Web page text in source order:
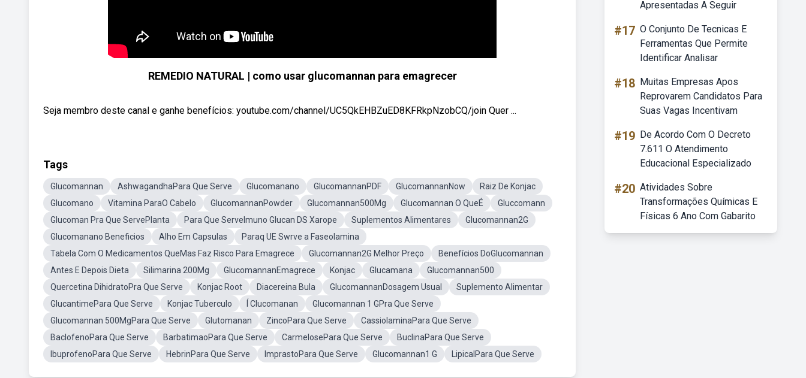
REMEDIO NATURAL | como usar glucomannan para emagrecer
Seja membro deste canal e ganhe benefícios: youtube.com/channel/UC5QkEHBZuED8KFRkpNzobCQ/join Quer ...
Tags
Glucomannan AshwagandhaPara Que Serve Glucomanano GlucomannanPDF GlucomannanNow
Raiz De Konjac
Glucomano
Vitamina ParaO Cabelo GlucomannanPowder Glucomannan500Mg Glucomannan O QueÉ
Gluccomann
Glucoman Pra Que ServePlanta
Para Que ServeImuno Glucan DS Xarope Suplementos Alimentares
Glucomannan2G
Glucomanano Beneficios
Alho Em Capsulas
Paraq UE Swrve a Faseolamina
Tabela Com O Medicamentos QueMas Faz Risco Para Emagrece
Glucomannan2G Melhor Preço
Benefícios DoGlucomannan
Antes E Depois Dieta
Silimarina 200Mg GlucomannanEmagrece Konjac Glucamana
Glucomannan500
Quercetina DihidratoPra Que Serve
Konjac Root Diacereina Bula GlucomannanDosagem Usual
Suplemento Alimentar
GlucantimePara Que Serve
Konjac Tuberculo Í Clucomanan
Glucomannan 1 GPra Que Serve
Glucomannan 500MgPara Que Serve
Glutomanan ZincoPara Que Serve
CassiolaminaPara Que Serve
BaclofenoPara Que Serve
BarbatimaoPara Que Serve CarmelosePara Que Serve
BuclinaPara Que Serve
IbuprofenoPara Que Serve
HebrinPara Que Serve ImprastoPara Que Serve Glucomannan1 G LipicalPara Que Serve
Apresentadas A Seguir
#17 O Conjunto De Tecnicas E
Ferramentas Que Permite
Identificar Analisar
#18 Muitas Empresas Apos
Reprovarem Candidatos Para
Suas Vagas Incentivam
#19 De Acordo Com O Decreto
7.611 O Atendimento
Educacional Especializado
#20 Atividades Sobre
Transformações Químicas E
Físicas 6 Ano Com Gabarito